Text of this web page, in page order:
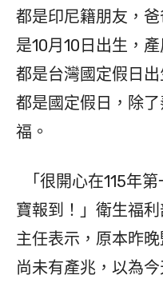
都是印尼籍朋友，
是10月10日出生，
都是台灣國定假日
都是國定假日，除
福。
「很開心在115年
寶報到！」衛生福
主任表示，原本昨
尚未有產兆，以為